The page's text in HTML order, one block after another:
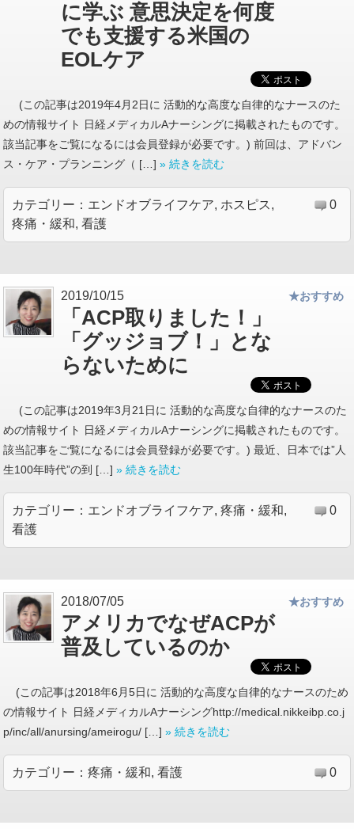
に学ぶ 意思決定を何度
でも支援する米国の
EOLケア
(この記事は2019年4月2日に 活動的な高度な自律的なナースのた
めの情報サイト 日経メディカルAナーシングに掲載されたものです。
該当記事をご覧になるには会員登録が必要です。) 前回は、アドバン
ス・ケア・プランニング（ […] » 続きを読む
カテゴリー： エンドオブライフケア, ホスピス,
疼痛・緩和, 看護
0
2019/10/15
「ACP取りました！」
「グッジョブ！」とな
らないために
★おすすめ
(この記事は2019年3月21日に 活動的な高度な自律的なナースのた
めの情報サイト 日経メディカルAナーシングに掲載されたものです。
該当記事をご覧になるには会員登録が必要です。) 最近、日本では”人
生100年時代”の到 […] » 続きを読む
カテゴリー： エンドオブライフケア, 疼痛・緩和,
看護
0
2018/07/05
アメリカでなぜACPが
普及しているのか
★おすすめ
(この記事は2018年6月5日に 活動的な高度な自律的なナースのため
の情報サイト 日経メディカルAナーシングhttp://medical.nikkeibp.co.j
p/inc/all/anursing/ameirogu/ […] » 続きを読む
カテゴリー： 疼痛・緩和, 看護 0